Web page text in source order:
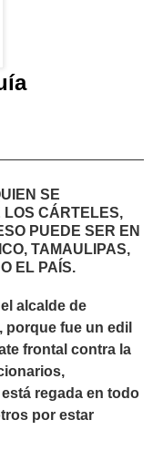
SE
LOS CÁRTELES,
PUEDE SER EN
TAMAULIPAS,
EL PAÍS.
alcalde de
porque fue un edil
frontal contra la
regada en todo
por estar